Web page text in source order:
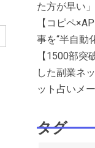
た方が早い
【コピペ
事を“半自動
【1500部
した副業ネ
ット占いメ
タグ